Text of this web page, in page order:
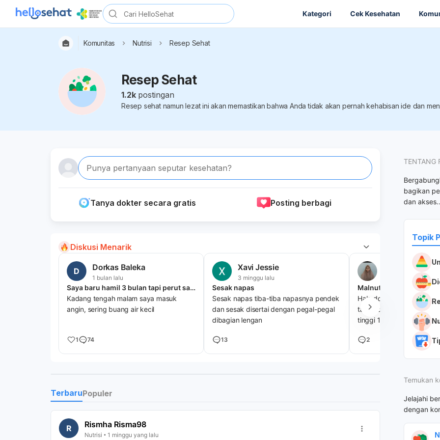
Kategori Cek Kesehatan
Komunitas Nutrisi Resep Sehat
Resep Sehat
1.2k postingan
Resep sehat namun lezat ini akan memastikan bahwa Anda tidak akan pernah kehabisan ide dan
Punya pertanyaan seputar kesehatan?
Tanya dokter secara gratis Posting berbagi
Diskusi Menarik
D Dorkas Baleka
1 bulan lalu
Saya baru hamil 3 bulan tapi perut saya sudah kelihatan seperti hamil 5 atau 6 bulan. itu kenapa ya dok?
Kadang tengah malam saya masuk
angin, sering buang air kecil
1 74
Xavi Jessie
3 minggu lalu
Sesak napas
Sesak napas tiba-tiba napasnya pendek
dan sesak disertai dengan pegal-pegal
dibagian lengan
13
Malnutrisi
Halo dokter, saya wanita
tahun dengan berat
tinggi 160 merasa sangat
karna sangat susah
badan walaupun saya
untuk surplus kalori,
2
TerbaruPopuler
R Rismha Risma98
Nutrisi 1 minggu yang lalu
TENTANG
bagikan
dan akses
Topik
Temukan
Jelajahi
dengan